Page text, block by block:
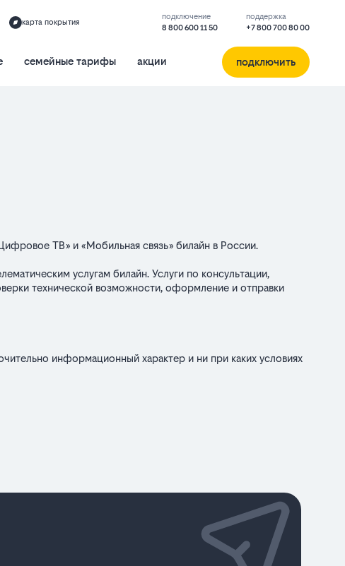
карта покрытия
подключение
8 800 600 11 50
поддержка
+7 800 700 80 00
семейные тарифы акции подключить
ТВ» и «Мобильная связь» билайн в России.
услугам билайн. Услуги по консультации,
технической возможности, оформление и отправки
информационный характер и ни при каких условиях